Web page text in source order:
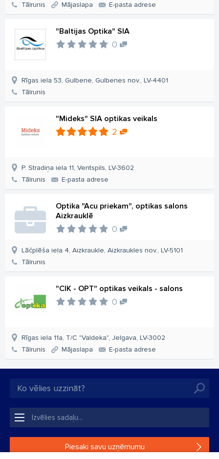
Tālrunis
Mājaslapa E-pasta adrese
"Baltijas Optika" SIA
0
Rīgas iela 53, Gulbene, Gulbenes nov., LV-4401
Tālrunis
"Mideks" SIA optikas veikals
2
P. Stradiņa iela 11, Ventspils, LV-3602
Tālrunis
E-pasta adrese
Optika "Acu priekam", optikas salons
Aizkrauklē
0
Lāčplēša iela 4, Aizkraukle, Aizkraukles nov., LV-5101
Tālrunis
"CIK - OPT" optikas veikals - salons
0
Rīgas iela 11a, T/C "Valdeka", Jelgava, LV-3002
Tālrunis
Mājaslapa E-pasta adrese
Piesaki savu uzņēmumu